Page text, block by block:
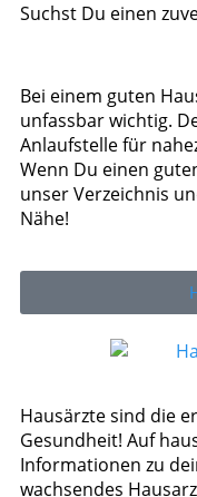
Suchst Du einen
Bei einem guten
unfassbar wichtig.
Anlaufstelle für
Wenn Du einen
unser Verzeichnis
Nähe!
Hausärzte sind die
Gesundheit! Auf
Informationen zu
wachsendes